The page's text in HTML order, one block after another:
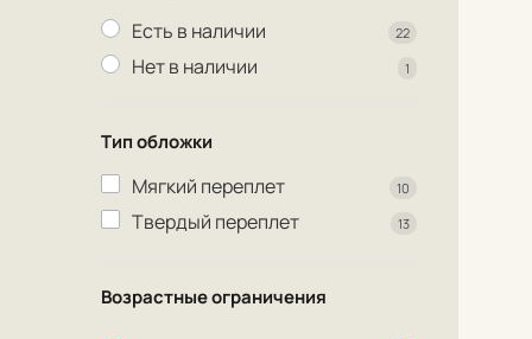
Есть в наличии 22
Нет в наличии 1
Тип обложки
Мягкий переплет 10
Твердый переплет 13
Возрастные ограничения